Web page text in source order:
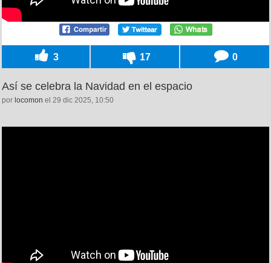
3 17 0
Así se celebra la Navidad en el espacio
por locomon el 29 dic 2025, 10:50